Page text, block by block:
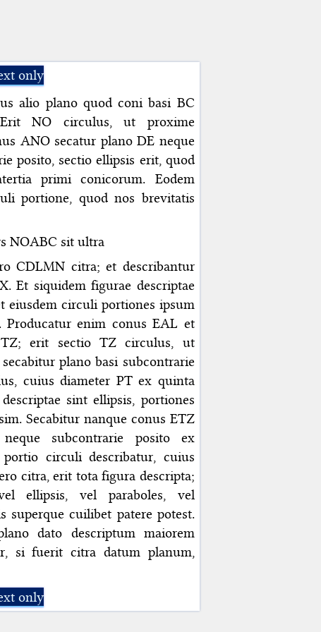
only
alio plano quod coni basi BC
NO circulus, ut proxime
ANO secatur plano DE neque
posito, sectio ellipsis erit, quod
primi conicorum. Eodem
portione, quod nos brevitatis
NOABC sit ultra
CDLMN citra; et describantur
Et siquidem figurae descriptae
eiusdem circuli portiones ipsum
Producatur enim conus EAL et
TZ; erit sectio TZ circulus, ut
plano basi subcontrarie
cuius diameter PT ex quinta
sint ellipsis, portiones
Secabitur nanque conus ETZ
subcontrarie posito ex
circuli describatur, cuius
citra, erit tota figura descripta;
ellipsis, vel paraboles, vel
superque cuilibet patere potest.
dato descriptum maiorem
si fuerit citra datum planum,
only